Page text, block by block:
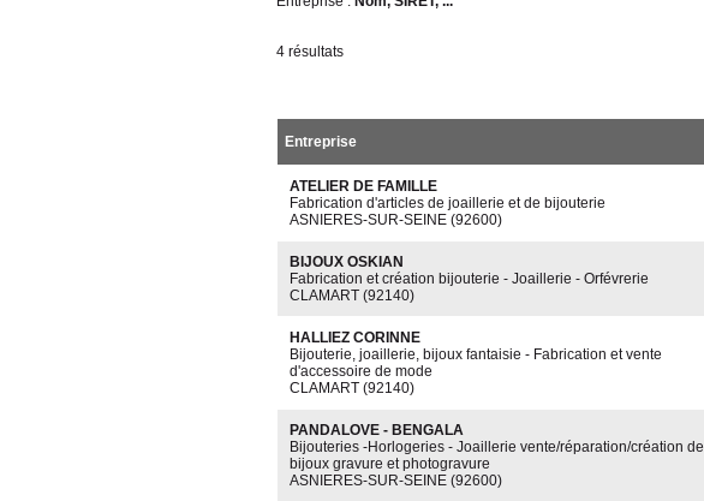
4 résultats
Entreprise
ATELIER DE FAMILLE
Fabrication d'articles de joaillerie et de bijouterie
ASNIERES-SUR-SEINE (92600)
BIJOUX OSKIAN
Fabrication et création bijouterie - Joaillerie - Orfévrerie
CLAMART (92140)
HALLIEZ CORINNE
Bijouterie, joaillerie, bijoux fantaisie - Fabrication et vente
d'accessoire de mode
CLAMART (92140)
PANDALOVE - BENGALA
Bijouteries -Horlogeries - Joaillerie vente/réparation/création de
bijoux gravure et photogravure
ASNIERES-SUR-SEINE (92600)